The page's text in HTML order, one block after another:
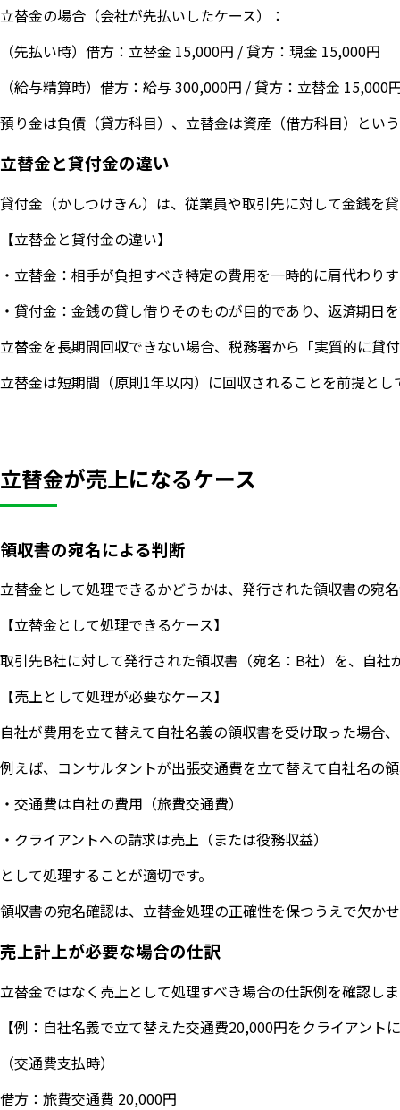
立替金の場合（会社が先払いしたケース）：
（先払い時）借方：立替金 15,000円 / 貸方：現金 15,000円
（給与精算時）借方：給与 300,000円 / 貸方：立替金
預り金は負債（貸方科目）、立替金は資産（借方科目）とい
立替金と貸付金の違い
貸付金（かしつけきん）は、従業員や取引先に対して金銭を
【立替金と貸付金の違い】
・立替金：相手が負担すべき特定の費用を一時的に肩代わり
・貸付金：金銭の貸し借りそのものが目的であり、返済期日
立替金を長期間回収できない場合、税務署から「実質的に貸
立替金は短期間（原則1年以内）に回収されることを前提と
立替金が売上になるケース
領収書の宛名による判断
立替金として処理できるかどうかは、発行された領収書の宛
【立替金として処理できるケース】
取引先B社に対して発行された領収書（宛名：B社）を、自
【売上として処理が必要なケース】
自社が費用を立て替えて自社名義の領収書を受け取った場合
例えば、コンサルタントが出張交通費を立て替えて自社名の
・交通費は自社の費用（旅費交通費）
・クライアントへの請求は売上（または役務収益）
として処理することが適切です。
領収書の宛名確認は、立替金処理の正確性を保つうえで欠か
売上計上が必要な場合の仕訳
立替金ではなく売上として処理すべき場合の仕訳例を確認し
【例：自社名義で立て替えた交通費20,000円をクライアント
（交通費支払時）
借方：旅費交通費 20,000円